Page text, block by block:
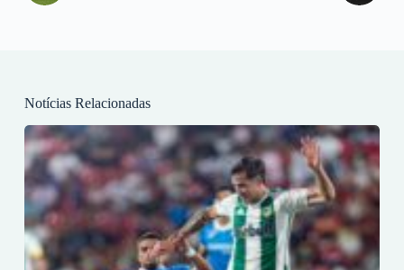
Notícias Relacionadas